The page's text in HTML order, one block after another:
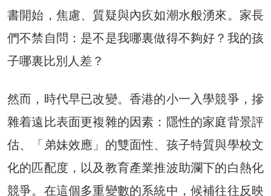
書開始，焦慮、質疑與內疚如潮水般湧來。家長
們不禁自問：是不是我哪裏做得不夠好？我的孩
子哪裏比別人差？
然而，時代早已改變。香港的小一入學競爭，摻
雜着遠比表面更複雜的因素：隱性的家庭背景評
估、「弟妹效應」的雙面性、孩子特質與學校文
化的匹配度，以及教育產業推波助瀾下的白熱化
競爭。在這個多重變數的系統中，候補往往反映